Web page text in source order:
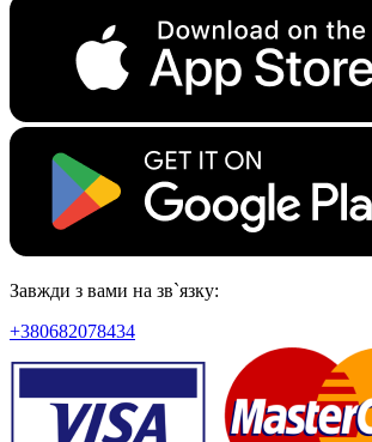
Завжди з вами на зв`язку:
+380682078434